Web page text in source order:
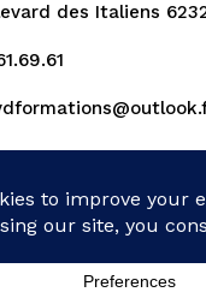
des Italiens
nous
Politique de